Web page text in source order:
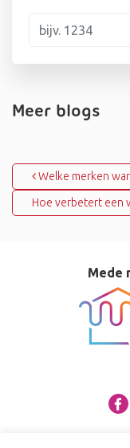
Meer blogs
Welke merken
Mede